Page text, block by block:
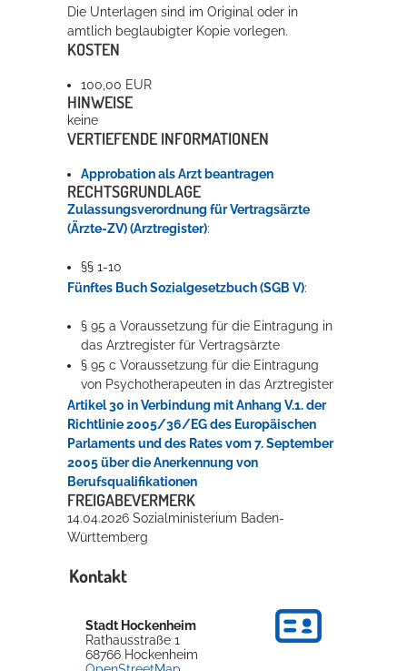
Die Unterlagen sind im Original oder in
amtlich beglaubigter Kopie vorlegen.
KOSTEN
100,00 EUR
HINWEISE
keine
VERTIEFENDE INFORMATIONEN
Approbation als Arzt beantragen
RECHTSGRUNDLAGE
Zulassungsverordnung für Vertragsärzte
(Ärzte-ZV) (Arztregister):
§§ 1-10
Fünftes Buch Sozialgesetzbuch (SGB V):
§ 95 a Voraussetzung für die Eintragung in
das Arztregister für Vertragsärzte
§ 95 c Voraussetzung für die Eintragung
von Psychotherapeuten in das Arztregister
Artikel 30 in Verbindung mit Anhang V.1. der
Richtlinie 2005/36/EG des Europäischen
Parlaments und des Rates vom 7. September
2005 über die Anerkennung von
Berufsqualifikationen
FREIGABEVERMERK
14.04.2026 Sozialministerium Baden-
Württemberg
Kontakt
Stadt Hockenheim
Rathausstraße 1
68766 Hockenheim